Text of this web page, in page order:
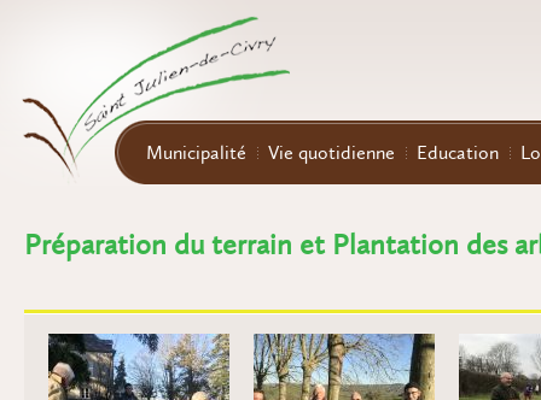
Municipalité Vie quotidienne Education
Préparation du terrain et Plantation des